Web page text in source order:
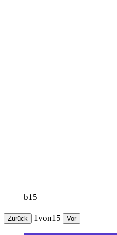
b15
Zurück 1von15 Vor